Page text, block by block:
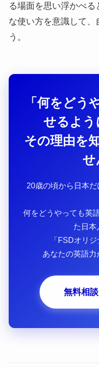
る場面を思い浮かべ
な使い方を意識して、
う。
「何をどう
せるよう
その理由を
せ
20歳の頃から日本
何をどうやっても英
た日本
「FSDオリ
あなたの英語
無料相